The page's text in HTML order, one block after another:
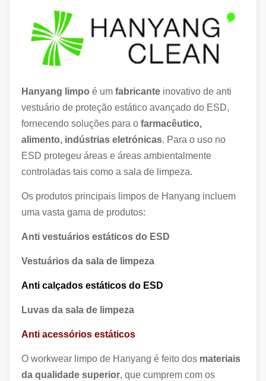
Hanyang limpo é um fabricante inovativo de anti
vestuário de proteção estático avançado do ESD,
fornecendo soluções para o farmacêutico,
alimento, indústrias eletrónicas. Para o uso no
ESD protegeu áreas e áreas ambientalmente
controladas tais como a sala de limpeza.
Os produtos principais limpos de Hanyang incluem
uma vasta gama de produtos:
Anti vestuários estáticos do ESD
Vestuários da sala de limpeza
Anti calçados estáticos do ESD
Luvas da sala de limpeza
Anti acessórios estáticos
O workwear limpo de Hanyang é feito dos materiais
da qualidade superior, que cumprem com os